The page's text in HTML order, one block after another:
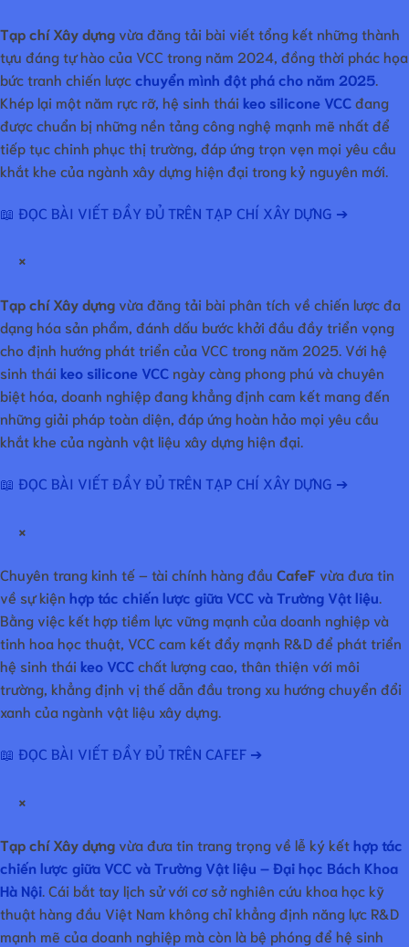
Tạp chí Xây dựngvừa đăng tải bài viết tổng kết những thành
tựu đáng tự hào của VCC trong năm 2024, đồng thời phác họa
bức tranh chiến lượcchuyển mình đột phá cho năm 2025
Khép lại một năm rực rỡ, hệ sinh thái keo silicone VCC đang
được chuẩn bị những nền tảng công nghệ mạnh mẽ nhất để
tiếp tục chinh phục thị trường, đáp ứng trọn vẹn mọi yêu cầu
khắt khe của ngành xây dựng hiện đại trong kỷ nguyên mới.
📖 ĐỌC BÀI VIẾT ĐẦY ĐỦ TRÊN TẠP CHÍ XÂY DỰNG ➔
×
Tạp chí Xây dựngvừa đăng tải bài phân tích về chiến lược đa
dạng hóa sản phẩm, đánh dấu bước khởi đầu đầy triển vọng
cho định hướng phát triển của VCC trong năm 2025. Với hệ
sinh thái keo silicone VCC ngày càng phong phú và chuyên
biệt hóa, doanh nghiệp đang khẳng định cam kết mang đến
những giải pháp toàn diện, đáp ứng hoàn hảo mọi yêu cầu
khắt khe của ngành vật liệu xây dựng hiện đại.
📖 ĐỌC BÀI VIẾT ĐẦY ĐỦ TRÊN TẠP CHÍ XÂY DỰNG ➔
×
Chuyên trang kinh tế – tài chính hàng đầu CafeFvừa đưa tin
về sự kiện hợp tác chiến lược giữa VCC và Trường Vật liệu
Bằng việc kết hợp tiềm lực vững mạnh của doanh nghiệp và
tinh hoa học thuật, VCC cam kết đẩy mạnh R&D để phát triển
hệ sinh thái keo VCC chất lượng cao, thân thiện với môi
trường, khẳng định vị thế dẫn đầu trong xu hướng chuyển đổi
xanh của ngành vật liệu xây dựng.
📖 ĐỌC BÀI VIẾT ĐẦY ĐỦ TRÊN CAFEF ➔
×
Tạp chí Xây dựngvừa đưa tin trang trọng về lễ ký kếthợp tác
chiến lược giữa VCC và Trường Vật liệu – Đại học Bách Khoa
Hà Nội . Cái bắt tay lịch sử với cơ sở nghiên cứu khoa học kỹ
thuật hàng đầu Việt Nam không chỉ khẳng định năng lực R&D
mạnh mẽ của doanh nghiệp mà còn là bệ phóng để hệ sinh